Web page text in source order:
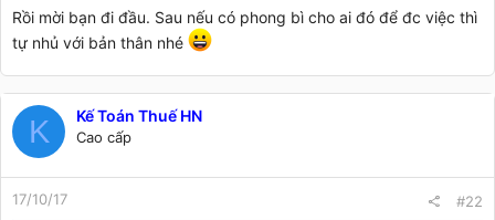
trong xã hội, bỏ đi phép lịch sự tối thiểu như xếp hàng.
Mỗi hành động đều mong muốn đạt được mục đích, tuy nhiên
hãy cũng nhau đừng vì mục đích cá nhân mà bỏ đi văn hóa, sự
thông đang phát triển rất mạnh, đã hạn chế được một số
trường hợp nhũng nhiễu của CSGT, sao kế toán chúng ta
không thực hiện như thế nhỉ, hay là tiền mất đi là tiền của ông
chủ, tiền của khách hàng nên mặc kệ????
Rồi mời bạn đi đầu. Sau nếu có phong bì cho ai đó để đc việc thì
tự nhủ với bản thân nhé
K Kế Toán Thuế HN
Cao cấp
17/10/17 #22